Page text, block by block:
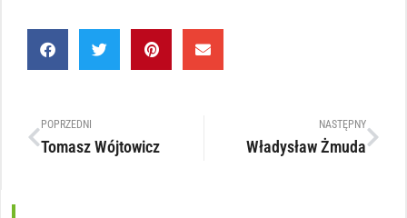
POPRZEDNI
Tomasz Wójtowicz
NASTĘPNY
Władysław Żmuda